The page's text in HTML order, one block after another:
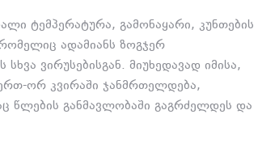
ტემპერატურა, გამონაყარი, კუნთების
ადამიანს ზოგჯერ
ვირუსებისგან. მიუხედავად იმისა,
ორ კვირაში ჯანმრთელდება,
წლების განმავლობაში გაგრძელდეს და